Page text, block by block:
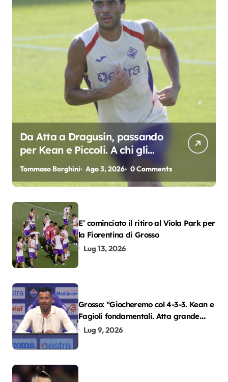
Da Atta a Dragusin, passando
per Kean e Piccoli. A chi gli
oscar del precampionato?
Tommaso Borghini Ago 3, 2026 0 Comments
E’ cominciato il ritiro al Viola Park per
la Fiorentina di Grosso
Lug 13, 2026
Grosso: “Giocheremo col 4-3-3. Kean e
Fagioli fondamentali. Atta grande
colpo”
Lug 9, 2026